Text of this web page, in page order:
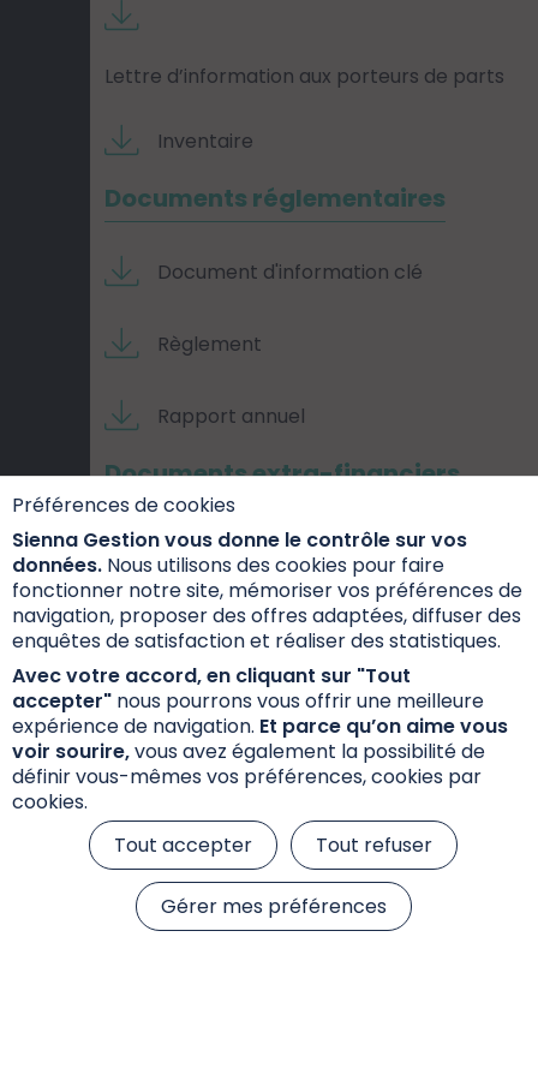
Préférences de cookies
Sienna Gestion vous donne le contrôle sur vos
données. Nous utilisons des cookies pour faire
fonctionner notre site, mémoriser vos préférences de
navigation, proposer des offres adaptées, diffuser des
enquêtes de satisfaction et réaliser des statistiques.
Avec votre accord, en cliquant sur "Tout
accepter" nous pourrons vous offrir une meilleure
expérience de navigation. Et parce qu’on aime vous
voir sourire,vous avez également la possibilité de
définir vous-mêmes vos préférences, cookies par
cookies.
Tout accepter
Tout refuser
Gérer mes préférences
Lettre d’information aux porteurs de parts
Inventaire
Documents réglementaires
Document d'information clé
Règlement
Rapport annuel
Documents extra-financiers
Fiche Internet SFDR
Annexe Précontractuelle SFDR
Informations réglementaires
Réclamations